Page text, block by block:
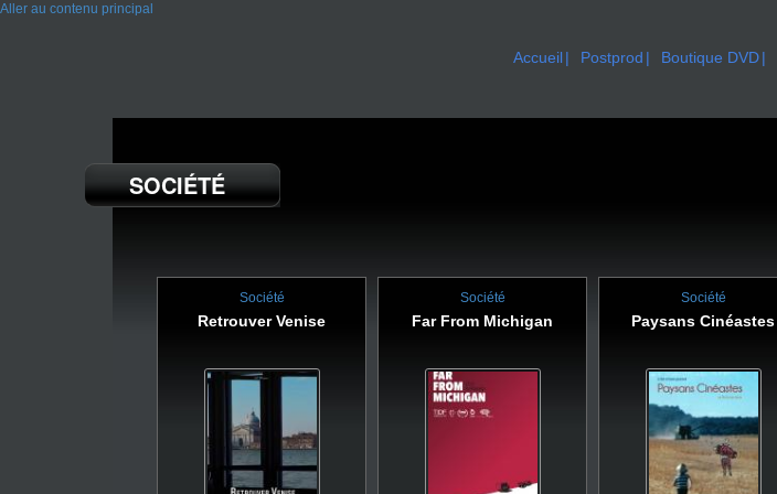
Aller au contenu principal
Accueil Postprod Boutique DVD
SOCIÉTÉ
Société
Retrouver Venise
Société
Far From Michigan
Société
Paysans Cinéastes